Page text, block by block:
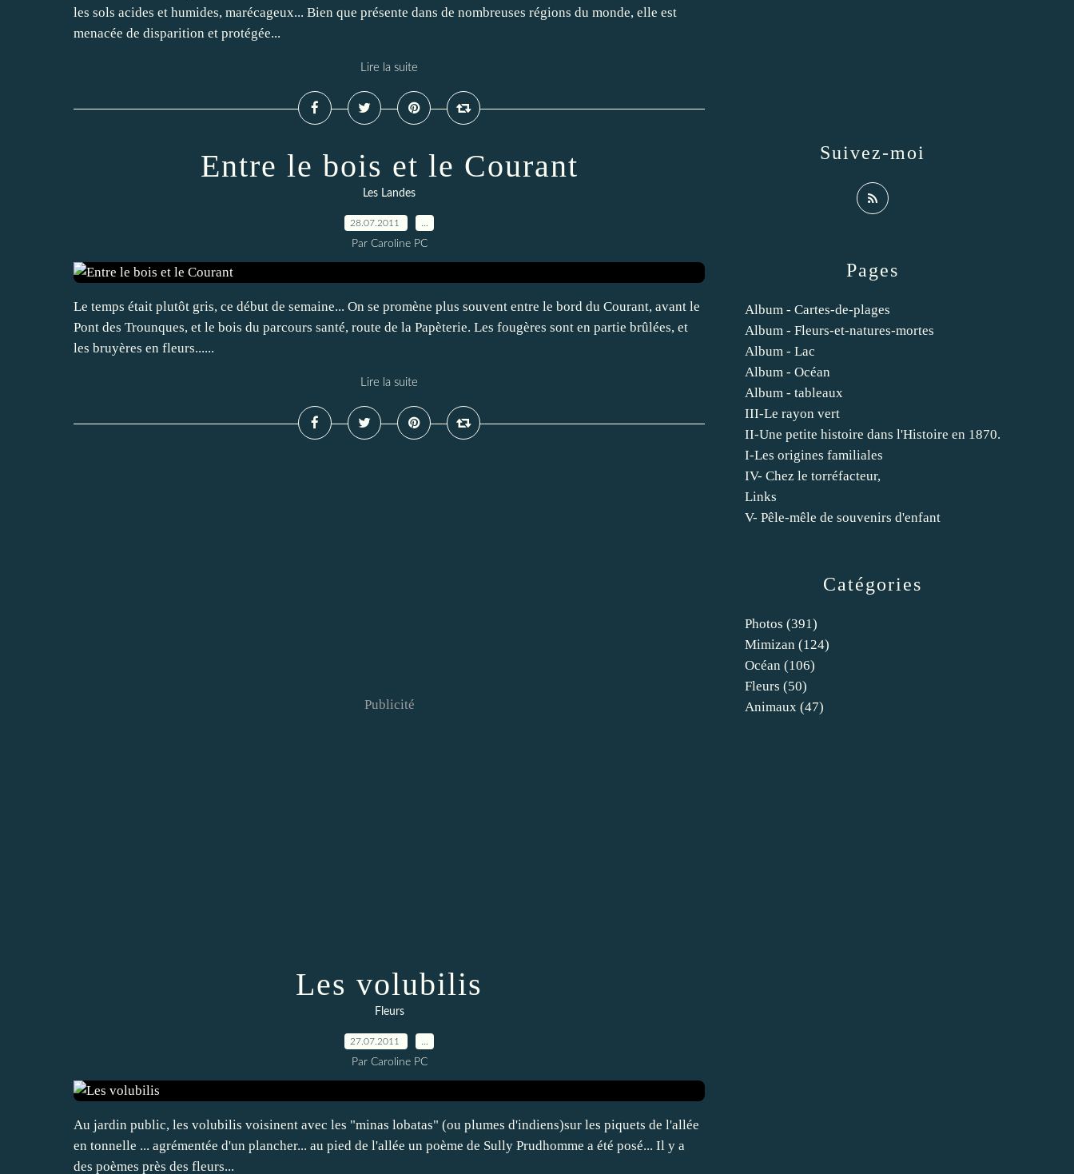
les sols acides et humides, marécageux... Bien que présente dans de nombreuses régions du monde, elle est
menacée de disparition et protégée...
Lire la suite
Entre le bois et le Courant
Les Landes
28.07.2011
Par Caroline PC
Le temps était plutôt gris, ce début de semaine... On se promène plus souvent entre le bord du Courant, avant le
Pont des Trounques, et le bois du parcours santé, route de la Papèterie. Les fougères sont en partie brûlées, et
les bruyères en fleurs......
Lire la suite
Publicité
Les volubilis
Fleurs
27.07.2011
Par Caroline PC
Au jardin public, les volubilis voisinent avec les "minas lobatas" (ou plumes d'indiens)sur les piquets de l'allée
en tonnelle ... agrémentée d'un plancher... au pied de l'allée un poème de Sully Prudhomme a été posé... Il y a
des poèmes près des fleurs...
Catégories
Photos (391)
Mimizan (124)
Océan (106)
Fleurs (50)
Animaux (47)
Pages
Album - Cartes-de-plages
Album - Fleurs-et-natures-mortes
Album - Lac
Album - Océan
Album - tableaux
III-Le rayon vert
II-Une petite histoire dans l'Histoire en 1870.
I-Les origines familiales
IV- Chez le torréfacteur,
Links
V- Pêle-mêle de souvenirs d'enfant
Suivez-moi